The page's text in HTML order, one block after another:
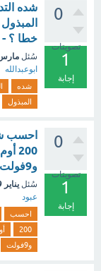
0
تصويتات
1
إجابة
شده
خطا ؟ -
سُئل مارس
ابوعبدالله
شده
المبذول
0
تصويتات
1
إجابة
احسب
و9فولت - مع الشرح
سُئل يناير 9
عبود
احسب
200
و9فولت